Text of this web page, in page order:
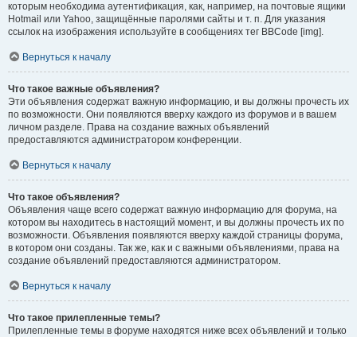
которым необходима аутентификация, как, например, на почтовые ящики
Hotmail или Yahoo, защищённые паролями сайты и т. п. Для указания
ссылок на изображения используйте в сообщениях тег BBCode [img].
Вернуться к началу
Что такое важные объявления?
Эти объявления содержат важную информацию, и вы должны прочесть их
по возможности. Они появляются вверху каждого из форумов и в вашем
личном разделе. Права на создание важных объявлений
предоставляются администратором конференции.
Вернуться к началу
Что такое объявления?
Объявления чаще всего содержат важную информацию для форума, на
котором вы находитесь в настоящий момент, и вы должны прочесть их по
возможности. Объявления появляются вверху каждой страницы форума,
в котором они созданы. Так же, как и с важными объявлениями, права на
создание объявлений предоставляются администратором.
Вернуться к началу
Что такое прилепленные темы?
Прилепленные темы в форуме находятся ниже всех объявлений и только